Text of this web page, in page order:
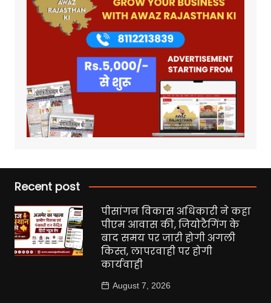
Recent post
पीसांगन विकास अधिकारी ने कहा
पीएम आवास की, जियोटैगिंग के
बाद समय पर जारी होगी अगली
किस्त, लापरवाही पर होगी
कार्यवाही
August 7, 2026